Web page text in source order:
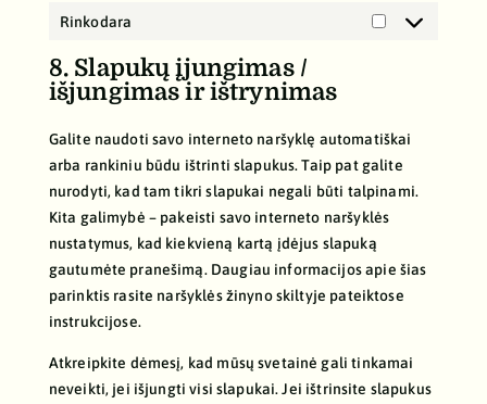
Rinkodara
Rinkodara
8. Slapukų įjungimas /
išjungimas ir ištrynimas
Galite naudoti savo interneto naršyklę automatiškai
arba rankiniu būdu ištrinti slapukus. Taip pat galite
nurodyti, kad tam tikri slapukai negali būti talpinami.
Kita galimybė – pakeisti savo interneto naršyklės
nustatymus, kad kiekvieną kartą įdėjus slapuką
gautumėte pranešimą. Daugiau informacijos apie šias
parinktis rasite naršyklės žinyno skiltyje pateiktose
instrukcijose.
Atkreipkite dėmesį, kad mūsų svetainė gali tinkamai
neveikti, jei išjungti visi slapukai. Jei ištrinsite slapukus